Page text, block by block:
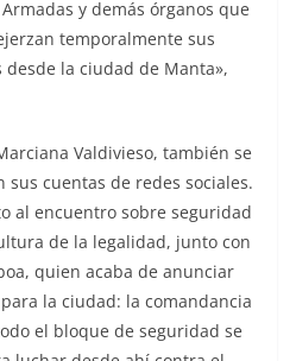
y demás órganos que
temporalmente sus
la ciudad de Manta»,
Valdivieso, también se
cuentas de redes sociales.
al encuentro sobre seguridad
de la legalidad, junto con
quien acaba de anunciar
la ciudad: la comandancia
el bloque de seguridad se